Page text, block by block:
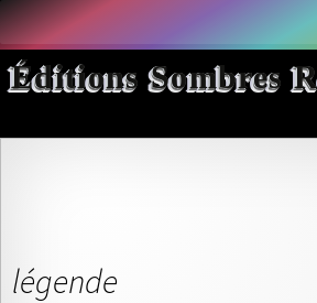
Aller
au
contenu
Éditions Sombres
légende